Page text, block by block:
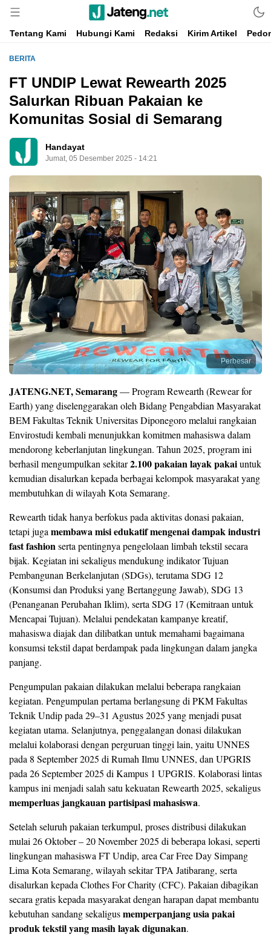
Jateng.net
Portal Media Anak Muda Jawa Tengah
Tentang Kami
Hubungi Kami Redaksi Kirim Artikel
BERITA
FT UNDIP Lewat Rewearth 2025
Salurkan Ribuan Pakaian ke
Komunitas Sosial di Semarang
Handayat
Jumat, 05 Desember 2025 - 14:21
Perbesar
JATENG.NET, Semarang— Program Rewearth (Rewear for
Earth) yang diselenggarakan oleh Bidang Pengabdian Masyarakat
BEM Fakultas Teknik Universitas Diponegoro melalui rangkaian
Envirostudi kembali menunjukkan komitmen mahasiswa dalam
mendorong keberlanjutan lingkungan. Tahun 2025, program ini
berhasil mengumpulkan sekitar2.100 pakaian layak pakaiuntuk
kemudian disalurkan kepada berbagai kelompok masyarakat yang
membutuhkan di wilayah Kota Semarang.
Rewearth tidak hanya berfokus pada aktivitas donasi pakaian,
tetapi juga membawa misi edukatif mengenai dampak industri
fast fashionserta pentingnya pengelolaan limbah tekstil secara
bijak. Kegiatan ini sekaligus mendukung indikator Tujuan
Pembangunan Berkelanjutan (SDGs), terutama SDG 12
(Konsumsi dan Produksi yang Bertanggung Jawab), SDG 13
(Penanganan Perubahan Iklim), serta SDG 17 (Kemitraan untuk
Mencapai Tujuan). Melalui pendekatan kampanye kreatif,
mahasiswa diajak dan dilibatkan untuk memahami bagaimana
konsumsi tekstil dapat berdampak pada lingkungan dalam jangka
panjang.
Pengumpulan pakaian dilakukan melalui beberapa rangkaian
kegiatan. Pengumpulan pertama berlangsung di PKM Fakultas
Teknik Undip pada 29–31 Agustus 2025 yang menjadi pusat
kegiatan utama. Selanjutnya, penggalangan donasi dilakukan
melalui kolaborasi dengan perguruan tinggi lain, yaitu UNNES
pada 8 September 2025 di Rumah Ilmu UNNES, dan UPGRIS
pada 26 September 2025 di Kampus 1 UPGRIS. Kolaborasi lintas
kampus ini menjadi salah satu kekuatan Rewearth 2025, sekaligus
memperluas jangkauan partisipasi mahasiswa.
Setelah seluruh pakaian terkumpul, proses distribusi dilakukan
mulai 26 Oktober – 20 November 2025 di beberapa lokasi, seperti
lingkungan mahasiswa FT Undip, area Car Free Day Simpang
Lima Kota Semarang, wilayah sekitar TPA Jatibarang, serta
disalurkan kepada Clothes For Charity (CFC). Pakaian dibagikan
secara gratis kepada masyarakat dengan harapan dapat membantu
kebutuhan sandang sekaligusmemperpanjang usia pakai
produk tekstil yang masih layak digunakan.